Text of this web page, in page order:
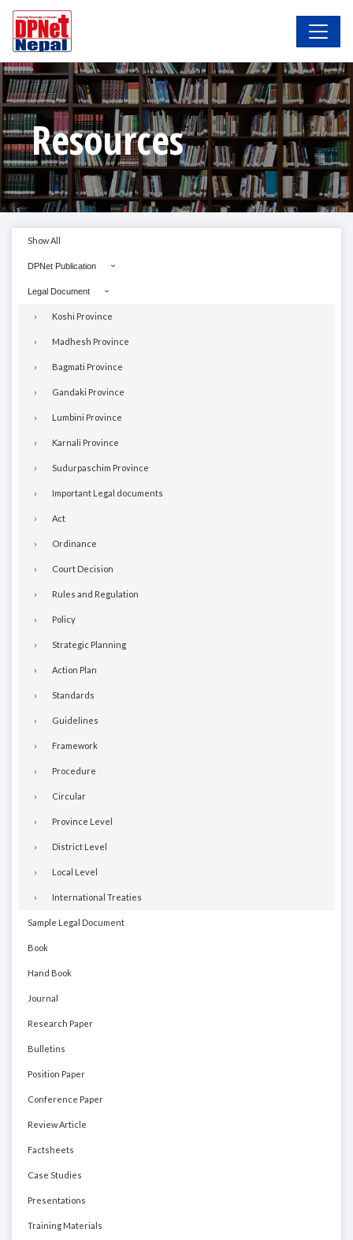
Resources
Show All
DPNet Publication
Legal Document
Koshi Province
Madhesh Province
Bagmati Province
Gandaki Province
Lumbini Province
Karnali Province
Sudurpaschim Province
Important Legal documents
Act
Ordinance
Court Decision
Rules and Regulation
Policy
Strategic Planning
Action Plan
Standards
Guidelines
Framework
Procedure
Circular
Province Level
District Level
Local Level
International Treaties
Sample Legal Document
Book
Hand Book
Journal
Research Paper
Bulletins
Position Paper
Conference Paper
Review Article
Factsheets
Case Studies
Presentations
Training Materials